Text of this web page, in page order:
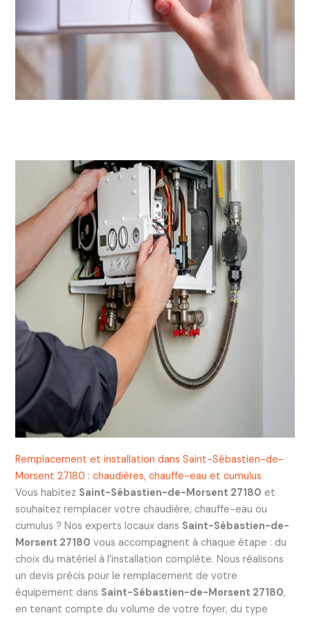
Remplacement et installation dans Saint-Sébastien-de-
Morsent 27180 : chaudières, chauffe-eau et cumulus
Vous habitez Saint-Sébastien-de-Morsent 27180 et
souhaitez remplacer votre chaudière, chauffe-eau ou
cumulus ? Nos experts locaux dans Saint-Sébastien-de-
Morsent 27180 vous accompagnent à chaque étape : du
choix du matériel à l’installation complète. Nous réalisons
un devis précis pour le remplacement de votre
équipement dans Saint-Sébastien-de-Morsent 27180,
en tenant compte du volume de votre foyer, du type